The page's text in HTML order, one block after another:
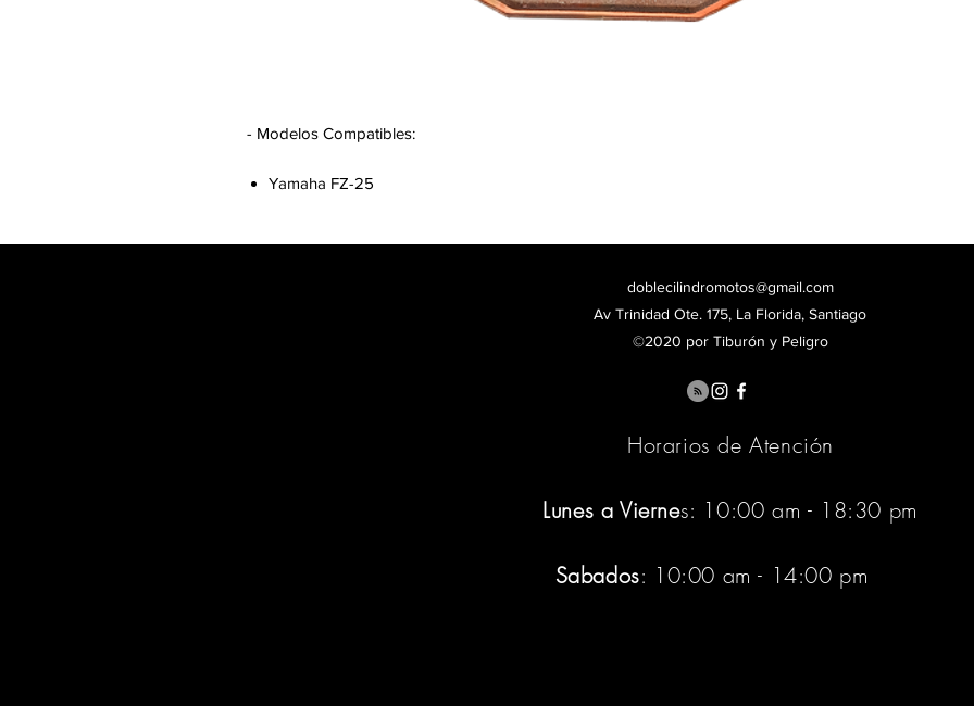
- Modelos Compatibles:
Yamaha FZ-25
doblecilindromotos@gmail.com
Av Trinidad Ote. 175, La Florida, Santiago
©2020 por Tiburón y Peligro
Horarios de Atención
Lunes a Viernes: 10:00 am - 18:30 pm
Sabados: 10:00 am - 14:00 pm